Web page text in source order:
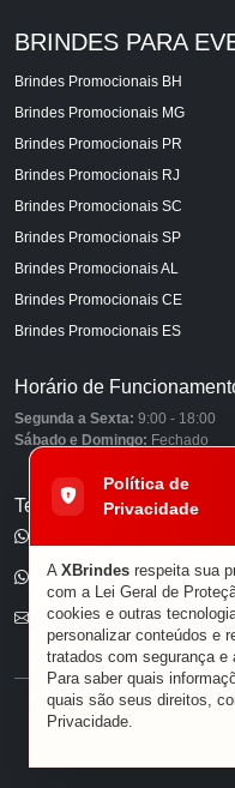
BRINDES PARA
Brindes Promocionais BH
Brindes Promocionais MG
Brindes Promocionais PR
Brindes Promocionais RJ
Brindes Promocionais SC
Brindes Promocionais SP
Brindes Promocionais AL
Brindes Promocionais CE
Brindes Promocionais ES
Horário de
Segunda a Sexta: 9:00 - 18:00
Sábado e Domingo: Fechado
Telefones
(11) 96585-7462
E-mail
Política de
Privacidade
A XBrindes respeita sua
com a Lei Geral de
cookies e outras
personalizar conteúdos e
tratados com segurança e
Para saber quais
quais são seus direitos,
Privacidade.